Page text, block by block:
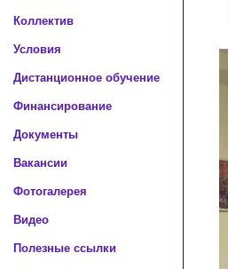
Коллектив
Условия
Дистанционное обучение
Финансирование
Документы
Вакансии
Фотогалерея
Видео
Полезные ссылки